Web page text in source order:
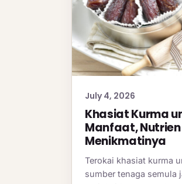
July 4, 2026
Khasiat Kurma
Manfaat,
Menikmatinya
Terokai khasiat kurma
sumber tenaga semula